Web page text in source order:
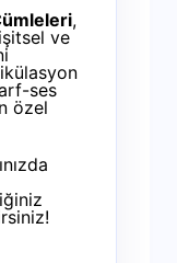
,
ve
ses
özel